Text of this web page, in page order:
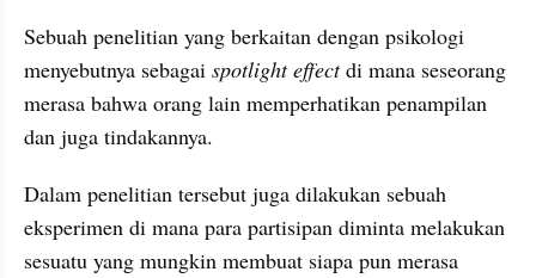
Sebuah penelitian yang berkaitan dengan psikologi
menyebutnya sebagai spotlight effect di mana seseorang
merasa bahwa orang lain memperhatikan penampilan
dan juga tindakannya.
Dalam penelitian tersebut juga dilakukan sebuah
eksperimen di mana para partisipan diminta melakukan
sesuatu yang mungkin membuat siapa pun merasa